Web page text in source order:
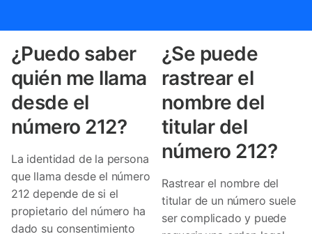
¿Puedo saber
quién me llama
desde el
número 212?
La identidad de la persona
que llama desde el número
212 depende de si el
propietario del número ha
dado su consentimiento
¿Se puede
rastrear el
nombre del
titular del
número 212?
Rastrear el nombre del
titular de un número suele
ser complicado y puede